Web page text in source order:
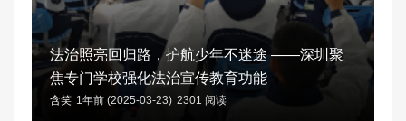
法治照亮回归路，护航少年不迷途 ——深圳聚
焦专门学校强化法治宣传教育功能
含笑 1年前 (2025-03-23) 2301 阅读